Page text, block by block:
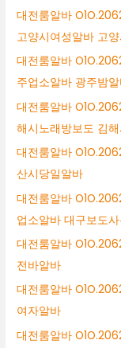
대전룸알바
고양시여성알바 고
대전룸알바
주업소알바 광주밤
대전룸알바
해시노래방보도 김
대전룸알바
산시당일알바
대전룸알바
업소알바 대구보도
대전룸알바
전바알바
대전룸알바
여자알바
대전룸알바